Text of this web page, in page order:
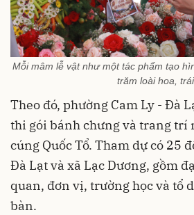
Mỗi mâm lễ vật như một tác phẩm tạo
trăm loài hoa, trái
Theo đó, phường Cam Ly - Đà
thi gói bánh chưng và trang trí
cúng Quốc Tổ. Tham dự có 25
Đà Lạt và xã Lạc Dương, gồm
quan, đơn vị, trường học và tổ
bàn.